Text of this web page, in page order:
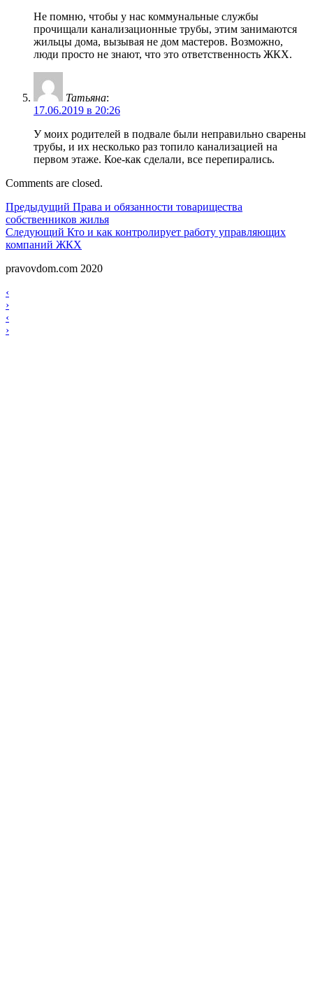
Не помню, чтобы у нас коммунальные службы
прочищали канализационные трубы, этим занимаются
жильцы дома, вызывая не дом мастеров. Возможно,
люди просто не знают, что это ответственность ЖКХ.
Татьяна:
17.06.2019 в 20:26
У моих родителей в подвале были неправильно сварены
трубы, и их несколько раз топило канализацией на
первом этаже. Кое-как сделали, все перепирались.
Comments are closed.
Навигация
по
записям
Предыдущий Предыдущий
Права и обязанности товарищества
собственников жилья
Следующий Следующий
Кто и как контролирует работу управляющих
компаний ЖКХ
pravovdom.com 2020
Scroll
Up
Навигация
по
записям
‹
›
Навигация
по
‹
›